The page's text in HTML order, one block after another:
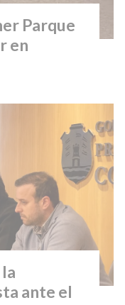
Parque
en
ante el